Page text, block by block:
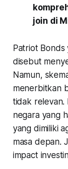
join di
Patriot
disebut
Namun,
menerbitkan
tidak relevan.
negara yang
yang dimiliki
masa depan.
impact